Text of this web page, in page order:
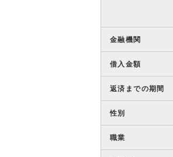
金融機関
借入金額
返済までの期間
性別
職業